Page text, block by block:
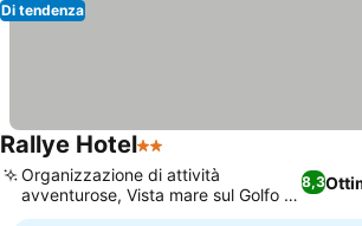
Di tendenza
Rallye Hotel2 Stelle
8,3
Organizzazione di attività
avventurose, Vista mare sul Golfo di
Roses